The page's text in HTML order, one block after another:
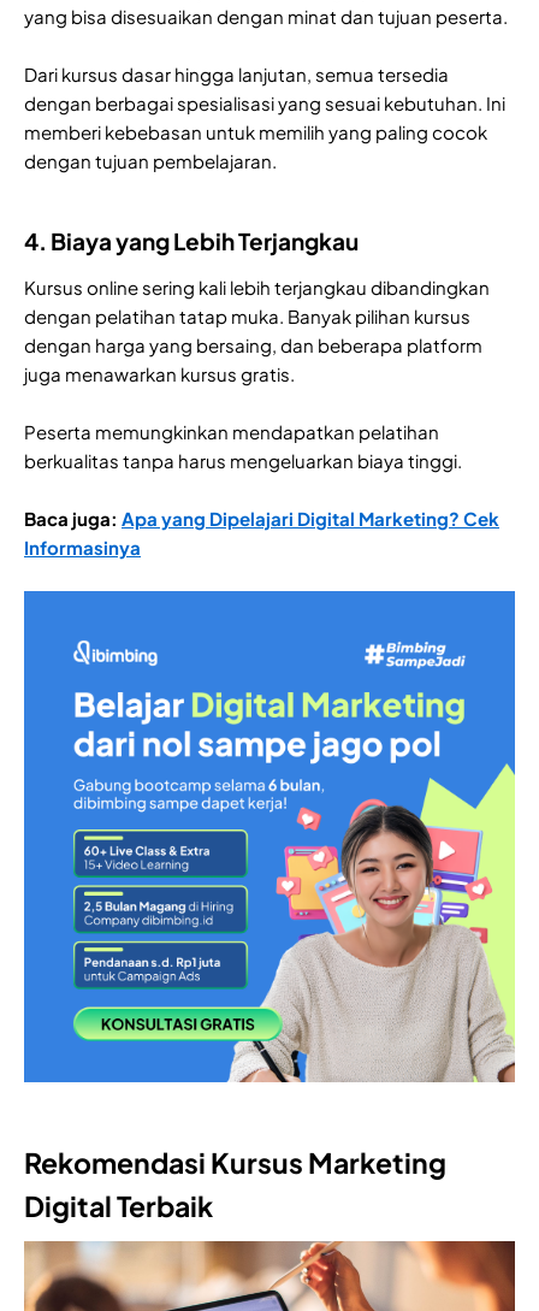
yang bisa disesuaikan dengan minat dan tujuan peserta.
Dari kursus dasar hingga lanjutan, semua tersedia
dengan berbagai spesialisasi yang sesuai kebutuhan. Ini
memberi kebebasan untuk memilih yang paling cocok
dengan tujuan pembelajaran.
4. Biaya yang Lebih Terjangkau
Kursus online sering kali lebih terjangkau dibandingkan
dengan pelatihan tatap muka. Banyak pilihan kursus
dengan harga yang bersaing, dan beberapa platform
juga menawarkan kursus gratis.
Peserta memungkinkan mendapatkan pelatihan
berkualitas tanpa harus mengeluarkan biaya tinggi.
Baca juga: Apa yang Dipelajari Digital Marketing? Cek
Informasinya
Rekomendasi Kursus Marketing
Digital Terbaik